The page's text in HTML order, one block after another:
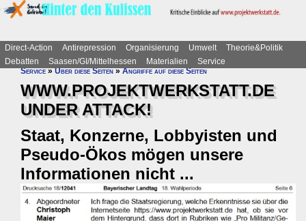
Direct-Action Antirepression Organisierung Umwelt
Theorie&Politik
Debatten
Saasen/GI/Mittelhessen Materialien
Service
Service»Über diese Seiten»Angriffe auf diese Seiten
WWW.PROJEKTWERKSTATT.DE
UNDER ATTACK!
Staat, Konzerne, Lobbyisten und
Pseudo-Ökos mögen unsere
Informationen nicht ...